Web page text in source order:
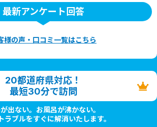
最新アンケート回答
様の声・口コミ一覧はこちら
20都道府県対応！
最短30分で訪問
出ない。お風呂が沸かない。
ラブルをすぐに解消いたします。